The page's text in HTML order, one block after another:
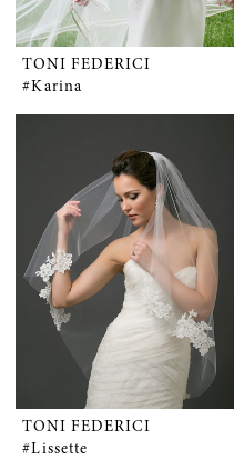
TONI FEDERICI
#Karina
TONI FEDERICI
#Lissette